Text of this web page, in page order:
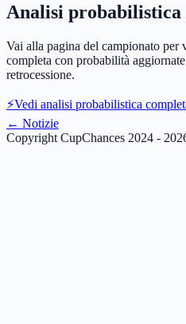
Analisi
Vai alla pagina del campionato per
completa con probabilità
retrocessione.
⚡Vedi analisi probabilistica
← Notizie
Copyright CupChances 2024 -